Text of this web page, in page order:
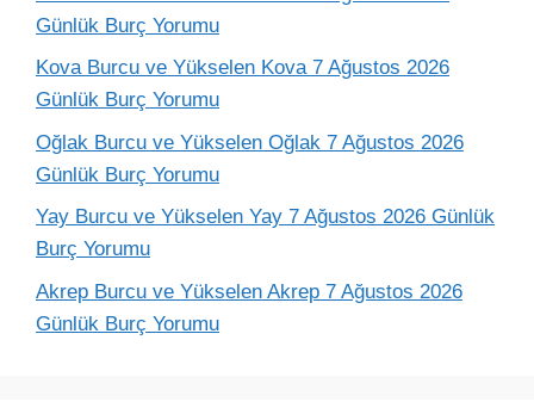
Günlük Burç Yorumu
Kova Burcu ve Yükselen Kova 7 Ağustos 2026
Günlük Burç Yorumu
Oğlak Burcu ve Yükselen Oğlak 7 Ağustos 2026
Günlük Burç Yorumu
Yay Burcu ve Yükselen Yay 7 Ağustos 2026 Günlük
Burç Yorumu
Akrep Burcu ve Yükselen Akrep 7 Ağustos 2026
Günlük Burç Yorumu